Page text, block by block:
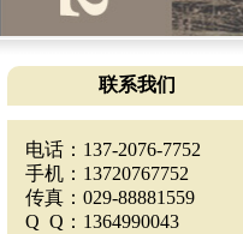
联系我们
电话：137-2076-7752
手机：13720767752
传真：029-88881559
Q Q：1364990043